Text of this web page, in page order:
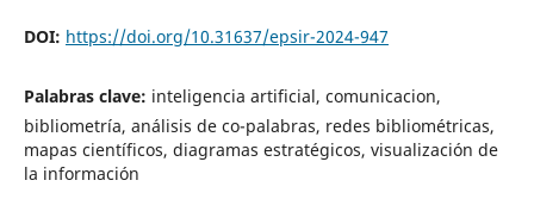
DOI: https://doi.org/10.31637/epsir-2024-947
Palabras clave: inteligencia artificial, comunicacion,
bibliometría, análisis de co-palabras, redes bibliométricas,
mapas científicos, diagramas estratégicos, visualización de
la información